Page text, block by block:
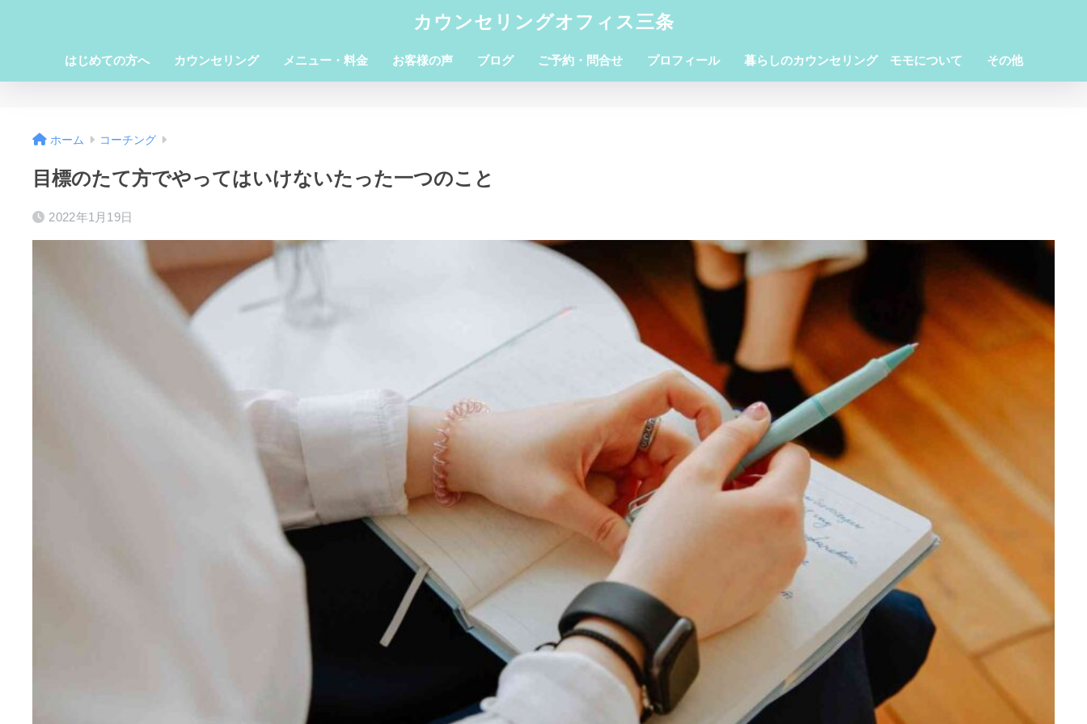
カウンセリングオフィス三条
はじめての方へ カウンセリング メニュー・料金 お客様の声 ブログ ご予約・問合せ プロフィール 暮らしのカウンセリング モモについて その他
ホーム コーチング
目標のたて方でやってはいけないたった一つのこと
2022年1月19日